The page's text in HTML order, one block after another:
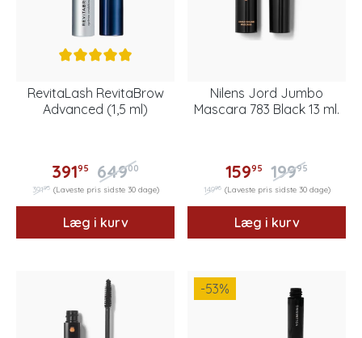
RevitaLash RevitaBrow
Advanced (1,5 ml)
39195 64900
39195 (Laveste pris sidste 30 dage)
Læg i kurv
Nilens Jord Jumbo
Mascara 783 Black 13 ml.
15995 19995
14996 (Laveste pris sidste 30 dage)
Læg i kurv
-53%